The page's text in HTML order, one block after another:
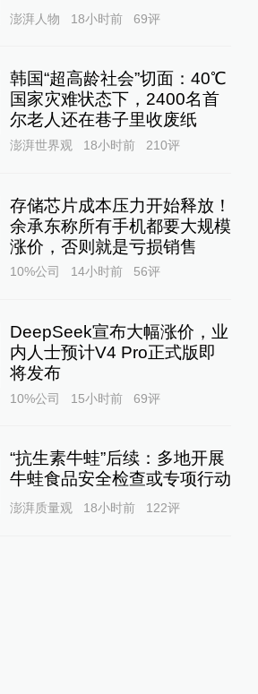
澎湃人物 18小时前 69评
韩国“超高龄社会”切面：40℃
国家灾难状态下，2400名首
尔老人还在巷子里收废纸
澎湃世界观 18小时前 210评
存储芯片成本压力开始释放！
余承东称所有手机都要大规模
涨价，否则就是亏损销售
10%公司 14小时前 56评
DeepSeek宣布大幅涨价，业
内人士预计V4 Pro正式版即
将发布
10%公司 15小时前 69评
“抗生素牛蛙”后续：多地开展
牛蛙食品安全检查或专项行动
澎湃质量观 18小时前 122评